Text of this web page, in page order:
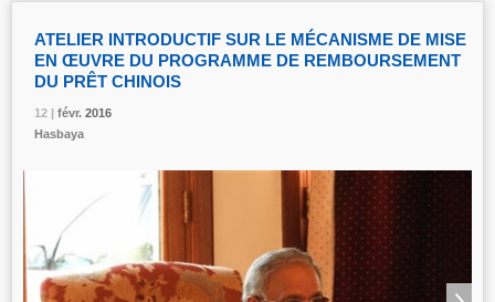
12 | févr. 2016
ATELIER INTRODUCTIF SUR LE MÉCANISME DE MISE
EN ŒUVRE DU PROGRAMME DE REMBOURSEMENT
DU PRÊT CHINOIS
12 | févr. 2016
Hasbaya
12 | févr. 2016
12 | févr. 2016